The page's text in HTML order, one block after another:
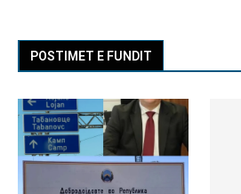
POSTIMET E FUNDIT